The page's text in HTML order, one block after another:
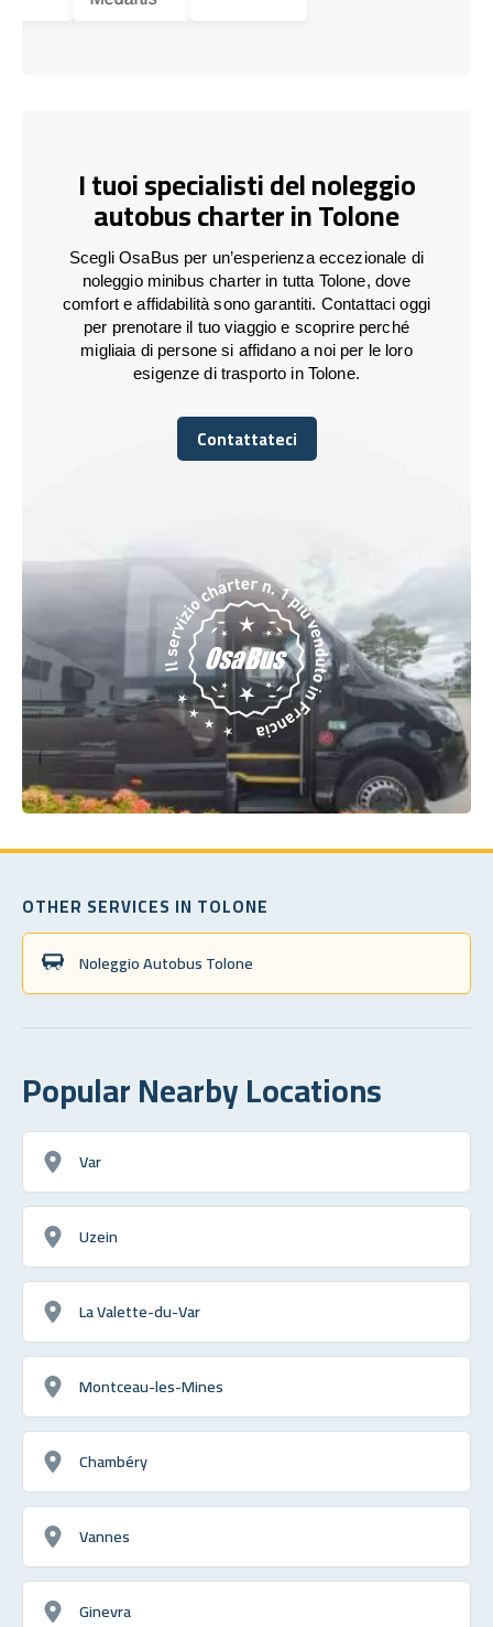
I tuoi specialisti del noleggio
autobus charter in Tolone
Scegli OsaBus per un’esperienza eccezionale di
noleggio minibus charter in tutta Tolone, dove
comfort e affidabilità sono garantiti. Contattaci oggi
per prenotare il tuo viaggio e scoprire perché
migliaia di persone si affidano a noi per le loro
esigenze di trasporto in Tolone.
Contattateci
Contattateci
OTHER SERVICES IN TOLONE
Noleggio Autobus Tolone
Popular Nearby Locations
Var
Uzein
La Valette-du-Var
Montceau-les-Mines
Chambéry
Vannes
Ginevra